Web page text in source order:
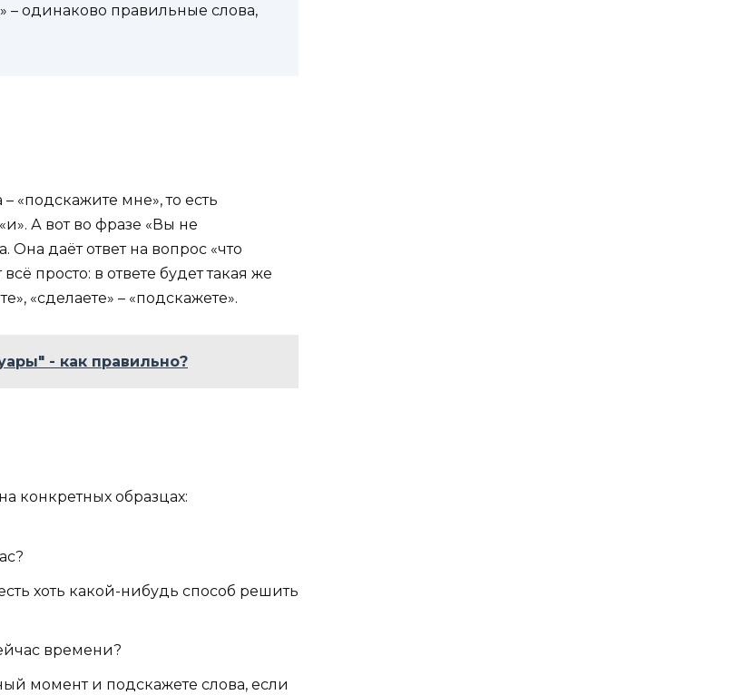
– одинаково правильные слова,
«подскажите мне», то есть
А вот во фразе «Вы не
Она даёт ответ на вопрос «что
просто: в ответе будет такая же
«сделаете» – «подскажете».
- как правильно?
конкретных образцах:
хоть какой-нибудь способ решить
времени?
момент и подскажете слова, если